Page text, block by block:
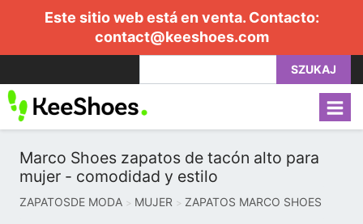
Este sitio web está en venta. Contacto:
contact@keeshoes.com
SZUKAJ
Marco Shoes zapatos de tacón alto para
mujer - comodidad y estilo
ZAPATOSDE MODA MUJER ZAPATOS MARCO SHOES